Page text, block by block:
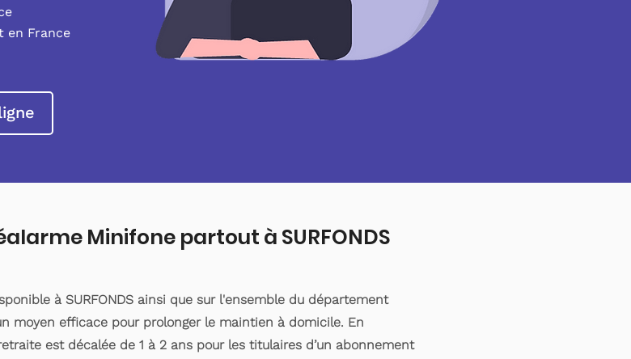
en France
Minifone partout à SURFONDS
à SURFONDS ainsi que sur l'ensemble du département
moyen efficace pour prolonger le maintien à domicile. En
est décalée de 1 à 2 ans pour les titulaires d’un abonnement